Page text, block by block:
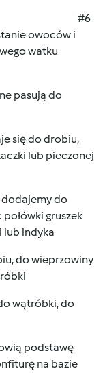
#6
owoców i
watku
pasują do
się do drobiu,
lub pieczonej
dodajemy do
gruszek
lub indyka
do wieprzowiny
wątróbki, do
podstawę
na bazie